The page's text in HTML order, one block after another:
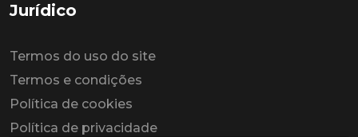
Jurídico
Termos do uso do site
Termos e condições
Política de cookies
Política de privacidade